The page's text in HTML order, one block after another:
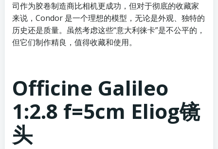
司作为胶卷制造商比相机更成功，但对于彻底的收藏家
来说，Condor 是一个理想的模型，无论是外观、独特的
历史还是质量。虽然考虑这些“意大利徕卡”是不公平的，
但它们制作精良，值得收藏和使用。
Officine Galileo
1:2.8 f=5cm Eliog镜
头